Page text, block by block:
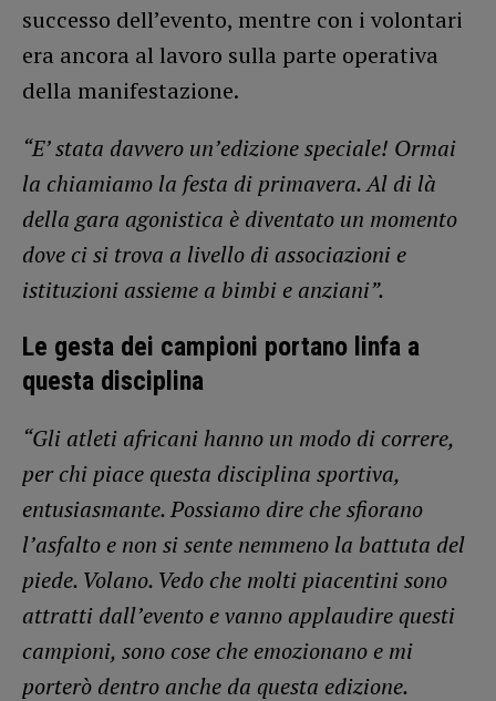
successo dell’evento, mentre con i volontari
era ancora al lavoro sulla parte operativa
della manifestazione.
“E’ stata davvero un’edizione speciale! Ormai
la chiamiamo la festa di primavera. Al di là
della gara agonistica è diventato un momento
dove ci si trova a livello di associazioni e
istituzioni assieme a bimbi e anziani”.
Le gesta dei campioni portano linfa a
questa disciplina
“Gli atleti africani hanno un modo di correre,
per chi piace questa disciplina sportiva,
entusiasmante. Possiamo dire che sfiorano
l’asfalto e non si sente nemmeno la battuta del
piede. Volano. Vedo che molti piacentini sono
attratti dall’evento e vanno applaudire questi
campioni, sono cose che emozionano e mi
porterò dentro anche da questa edizione.